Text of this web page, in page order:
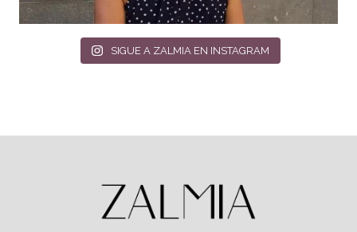
SIGUE A ZALMIA EN INSTAGRAM